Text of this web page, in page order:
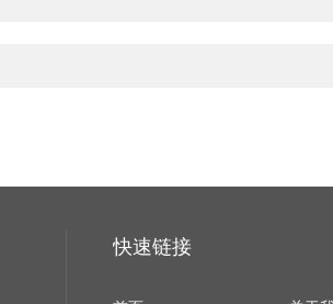
快速链接